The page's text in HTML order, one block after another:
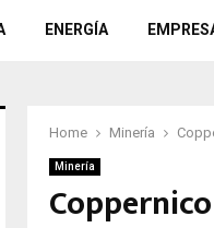
ENERGÍA
Home Minería
Minería